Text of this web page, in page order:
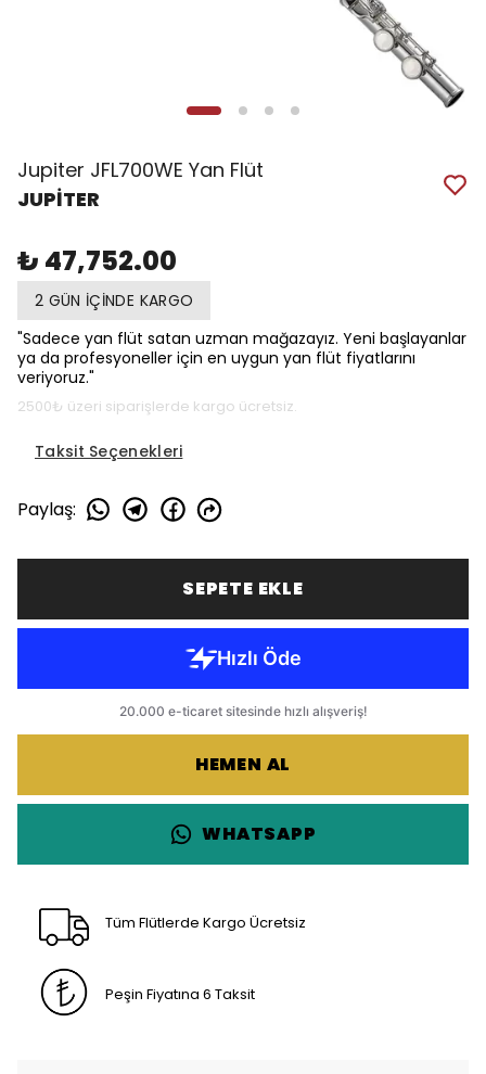
Jupiter JFL700WE Yan Flüt
JUPİTER
₺ 47,752.00
2 GÜN İÇİNDE KARGO
"Sadece yan flüt satan uzman mağazayız. Yeni başlayanlar
ya da profesyoneller için en uygun yan flüt fiyatlarını
veriyoruz."
2500₺ üzeri siparişlerde kargo ücretsiz.
Taksit Seçenekleri
Paylaş:
SEPETE EKLE
HEMEN AL
WHATSAPP
Tüm Flütlerde Kargo Ücretsiz
Peşin Fiyatına 6 Taksit